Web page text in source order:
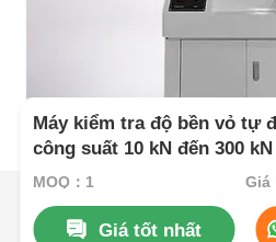
Máy kiểm tra độ bền vỏ tự
công suất 10 kN đến 300
Tuân thủ tiêu chuẩn ASTM
MOQ：1
Giá tốt nhất